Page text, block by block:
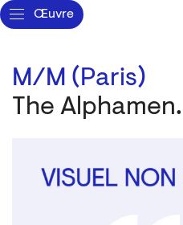
Œuvre
M/M (Paris)
The